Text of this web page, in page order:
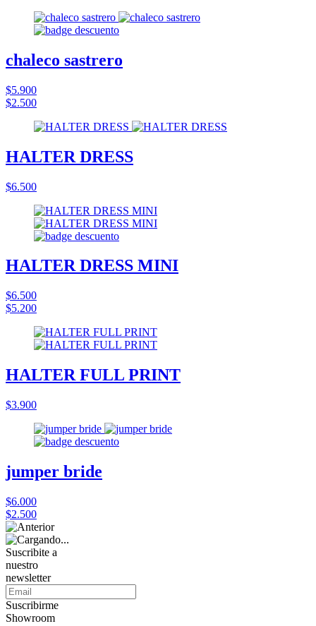
chaleco sastrero
$5.900
$2.500
HALTER DRESS
$6.500
HALTER DRESS MINI
$6.500
$5.200
HALTER FULL PRINT
$3.900
jumper bride
$6.000
$2.500
Suscribite a
nuestro
newsletter
Suscribirme
Showroom